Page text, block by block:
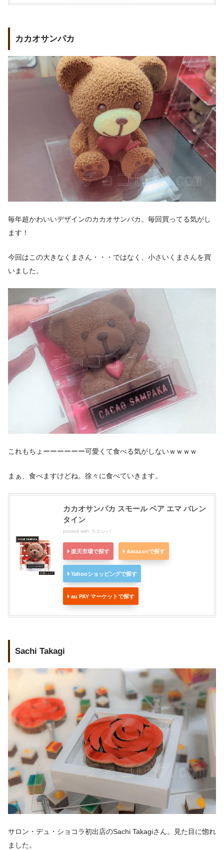
カカオサンパカ
毎年超かわいいデザインのカカオサンパカ。毎回買ってる気がし
ます！
今回はこの大きなくまさん・・・ではなく、小さいくまさんを買
いました。
これもちょーーーーーー可愛くて食べる気がしないｗｗｗｗ
まぁ、食べますけどね。徐々に食べていきます。
カカオサンパカ スモール ベア エマ バレン
タイン
posted with カエレバ
楽天市場で探す Amazonで探す
Yahooショッピングで探す
au PAY マーケットで探す
Sachi Takagi
サロン・デュ・ショコラ初出店のSachi Takagiさん。見た目に惚れ
ました。